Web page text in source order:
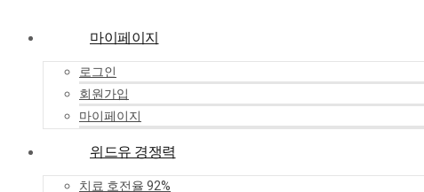
마이페이지
로그인
회원가입
마이페이지
위드유 경쟁력
치료 호전율 92%